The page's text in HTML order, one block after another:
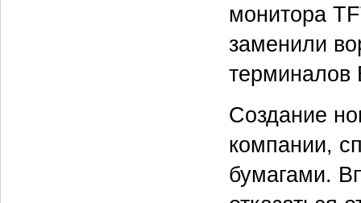
монитора
заменили
терминалов
Создание
компании,
бумагами.